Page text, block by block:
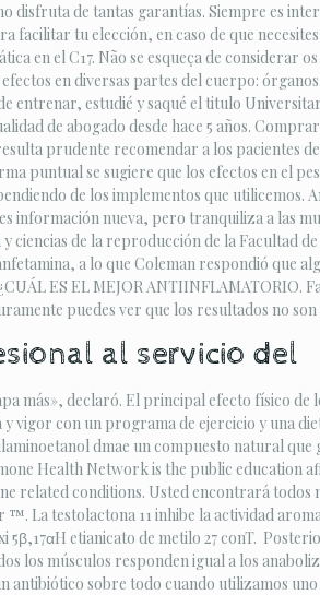
disfruta de tantas garantías. Siempre es
facilitar tu elección, en caso de que
en el C17. Não se esqueça de considerar
en diversas partes del cuerpo:
entrenar, estudié y saqué el titulo
de abogado desde hace 5 años.
prudente recomendar a los pacientes
puntual se sugiere que los efectos en el
de los implementos que utilicemos.
información nueva, pero tranquiliza a las
de la reproducción de la Facultad de
a lo que Coleman respondió que
ES EL MEJOR ANTIINFLAMATORIO.
puedes ver que los resultados no
al servicio del
más», declaró. El principal efecto físico de
vigor con un programa de ejercicio y una
dmae un compuesto natural
Health Network is the public education
conditions. Usted encontrará todos
La testolactona 11 inhibe la actividad
etianicato de metilo 27 conT.
los músculos responden igual a los
sobre todo cuando utilizamos